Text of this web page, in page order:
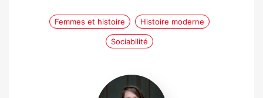
Femmes et histoire Histoire moderne
Sociabilité
Mathilde
Leïchlé